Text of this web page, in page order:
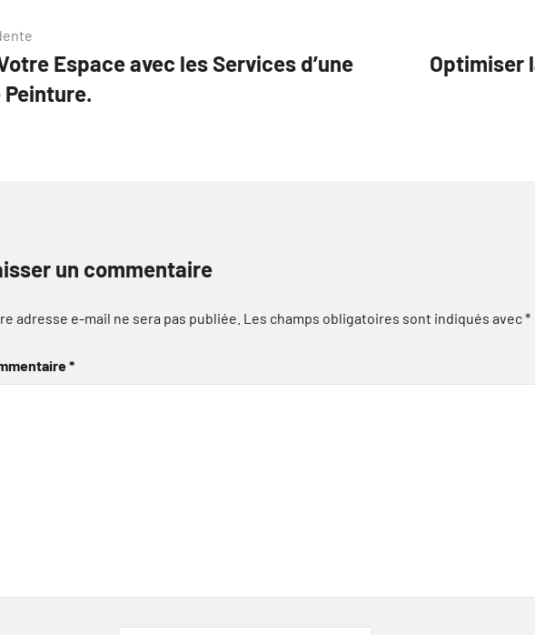
Espace avec les Services d’une
Optimiser
un commentaire
adresse e-mail ne sera pas publiée. Les champs obligatoires sont indiqués avec*
*